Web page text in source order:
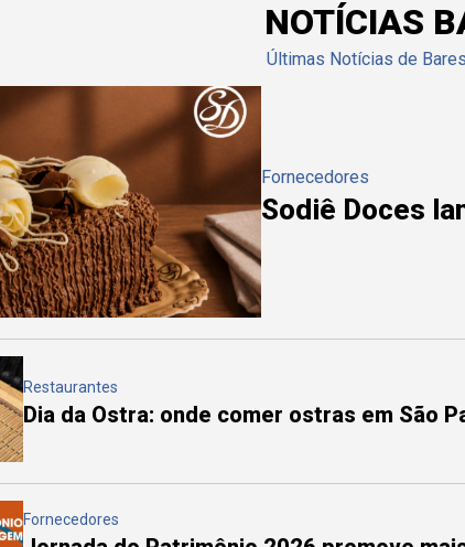
NOTÍCIAS
Últimas Notícias de
Fornecedores
Sodiê Doces
Restaurantes
Dia da Ostra: onde comer ostras em São
Fornecedores